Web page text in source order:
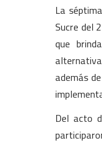
La
Sucre del
que
además
Del acto